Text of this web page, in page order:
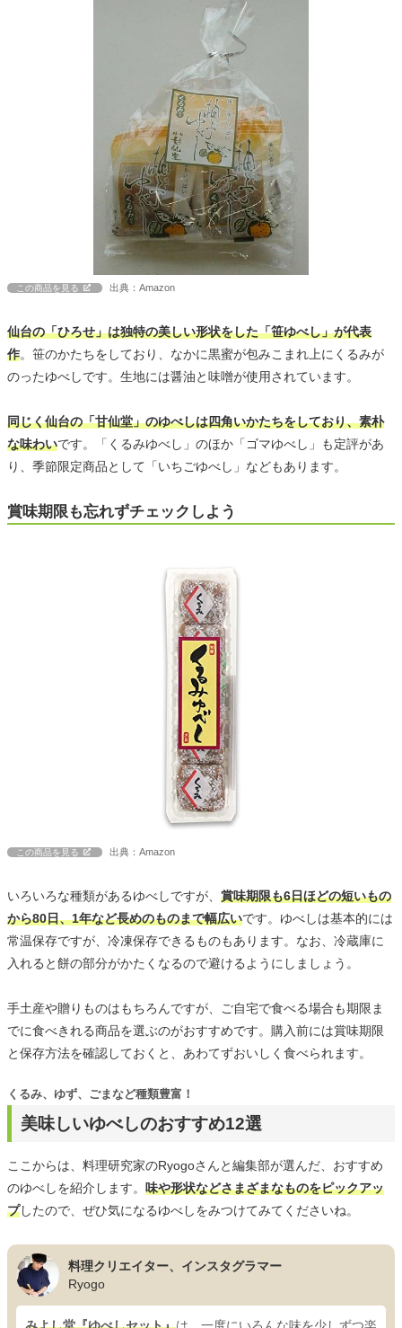
この商品を見る 出典：Amazon
仙台の「ひろせ」は独特の美しい形状をした「笹ゆべし」が代表
作。笹のかたちをしており、なかに黒蜜が包みこまれ上にくるみが
のったゆべしです。生地には醤油と味噌が使用されています。
同じく仙台の「甘仙堂」のゆべしは四角いかたちをしており、素朴
な味わいです。「くるみゆべし」のほか「ゴマゆべし」も定評があ
り、季節限定商品として「いちごゆべし」などもあります。
賞味期限も忘れずチェックしよう
この商品を見る 出典：Amazon
いろいろな種類があるゆべしですが、 賞味期限も6日ほどの短いもの
から80日、1年など長めのものまで幅広いです。ゆべしは基本的には
常温保存ですが、冷凍保存できるものもあります。なお、冷蔵庫に
入れると餅の部分がかたくなるので避けるようにしましょう。
手土産や贈りものはもちろんですが、ご自宅で食べる場合も期限ま
でに食べきれる商品を選ぶのがおすすめです。購入前には賞味期限
と保存方法を確認しておくと、あわてずおいしく食べられます。
美味しいゆべしのおすすめ12選
くるみ、ゆず、ごまなど種類豊富！
ここからは、料理研究家のRyogoさんと編集部が選んだ、おすすめ
のゆべしを紹介します。 味や形状などさまざまなものをピックアッ
プしたので、ぜひ気になるゆべしをみつけてみてくださいね。
料理クリエイター、インスタグラマー
Ryogo